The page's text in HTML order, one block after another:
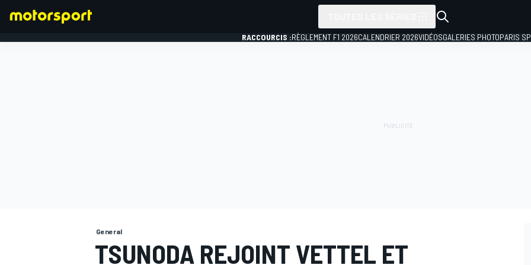
RACCOURCIS :RÈGLEMENT F1 2026CALENDRIER 2026VIDÉOSGALERIES PHOTOPARIS
General
TSUNODA REJOINT VETTEL ET